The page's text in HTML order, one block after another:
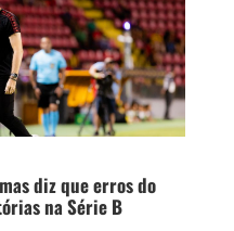
diz que erros do
na Série B